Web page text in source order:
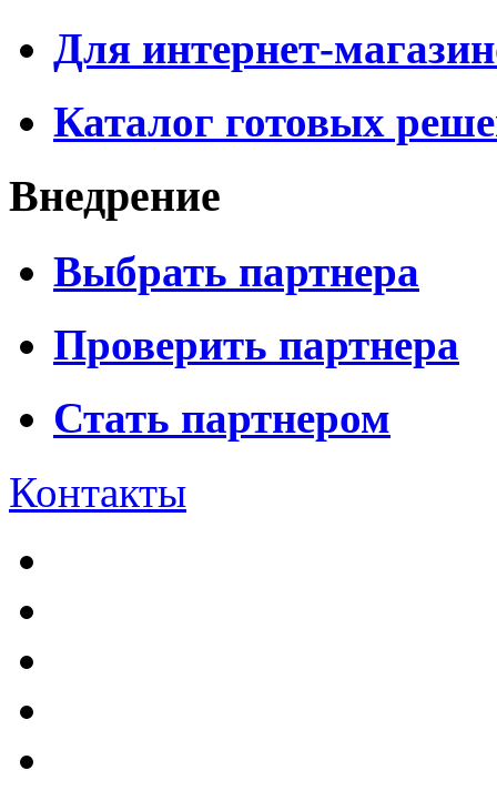
Для интернет-
Каталог готовых
Внедрение
Выбрать партнера
Проверить партнера
Стать партнером
Контакты